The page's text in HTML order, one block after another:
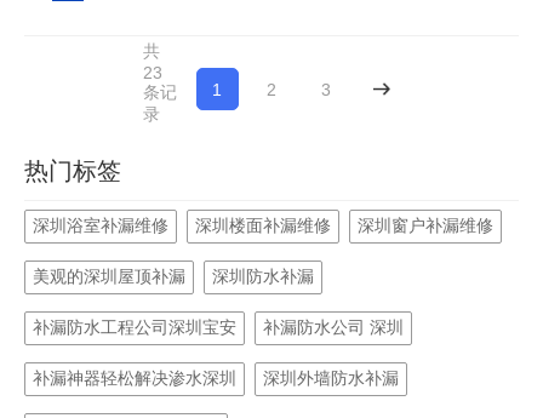
共
23
条记
录
1 2 3 下一页
热门标签
深圳浴室补漏维修 深圳楼面补漏维修 深圳窗户补漏维修
美观的深圳屋顶补漏 深圳防水补漏
补漏防水工程公司深圳宝安 补漏防水公司 深圳
补漏神器轻松解决渗水深圳 深圳外墙防水补漏